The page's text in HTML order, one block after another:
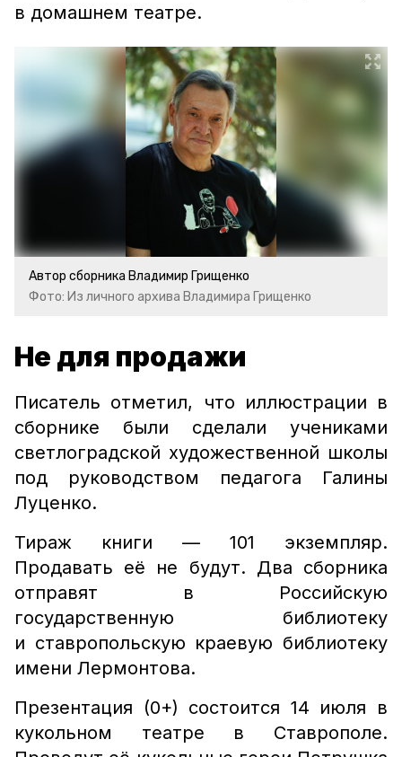
в домашнем театре.
Автор сборника Владимир Грищенко
Фото: Из личного архива Владимира Грищенко
Не для продажи
Писатель отметил, что иллюстрации в
сборнике были сделали учениками
светлоградской художественной школы
под руководством педагога Галины
Луценко.
Тираж книги — 101 экземпляр.
Продавать её не будут. Два сборника
отправят в Российскую
государственную библиотеку
и ставропольскую краевую библиотеку
имени Лермонтова.
Презентация (0+) состоится 14 июля в
кукольном театре в Ставрополе.